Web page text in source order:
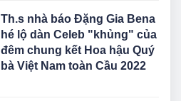
Th.s nhà báo Đặng Gia Bena
hé lộ dàn Celeb "khủng" của
đêm chung kết Hoa hậu Quý
bà Việt Nam toàn Cầu 2022